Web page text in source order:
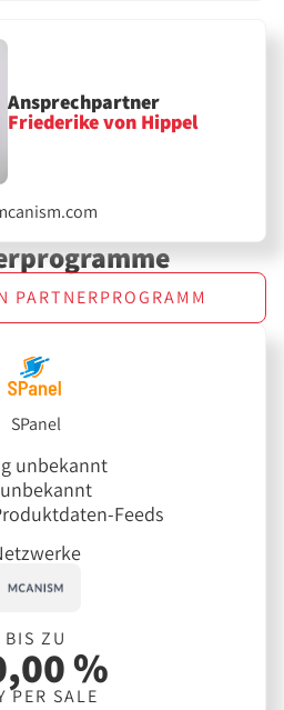
Ansprechpartner
Friederike von Hippel
PARTNERPROGRAMM
SPanel
unbekannt
unbekannt
Feeds
BIS ZU
%
PER SALE